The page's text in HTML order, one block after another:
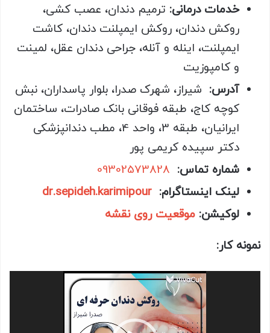
خدمات درمانی: ترمیم دندان، عصب کشی،
روکش دندان، روکش ایمپلنت دندان، کاشت
ایمپلنت، اینله و آنله، جراحی دندان عقل، لمینت
و کامپوزیت
آدرس: شیراز، شهرک صدرا، بلوار پاسداران، نبش
کوچه کاج، طبقه فوقانی بانک صادرات، ساختمان
ایرانیان، طبقه 3، واحد 4، مطب دندانپزشکی
دکتر سپیده کریمی پور
شماره تماس: 09302573828
لینک اینستاگرام: dr.sepideh.karimipour
لوکیشن: موقعیت روی نقشه
نمونه کار:
نمایشگر
ویدیو